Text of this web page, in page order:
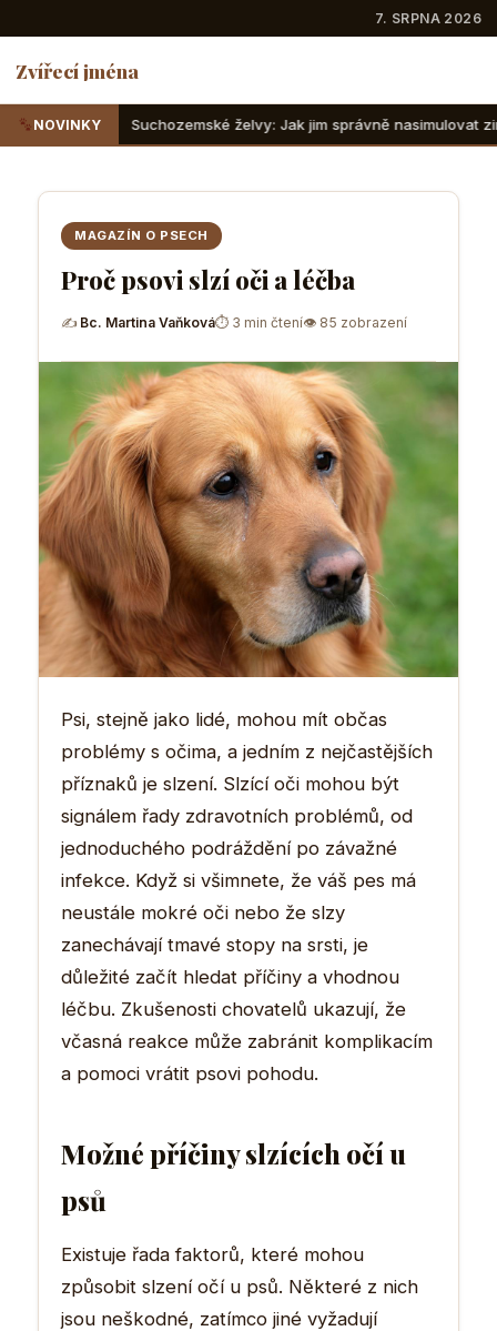
7. SRPNA 2026
Zvířecí jména
NOVINKY
želvy: Jak jim správně nasimulovat zimní spánek v domácích
MAGAZÍN O PSECH
Proč psovi slzí oči a léčba
✍ Bc. Martina Vaňková⏱ 3 min čtení👁 85 zobrazení
Psi, stejně jako lidé, mohou mít občas
problémy s očima, a jedním z nejčastějších
příznaků je slzení. Slzící oči mohou být
signálem řady zdravotních problémů, od
jednoduchého podráždění po závažné
infekce. Když si všimnete, že váš pes má
neustále mokré oči nebo že slzy
zanechávají tmavé stopy na srsti, je
důležité začít hledat příčiny a vhodnou
léčbu. Zkušenosti chovatelů ukazují, že
včasná reakce může zabránit komplikacím
a pomoci vrátit psovi pohodu.
Možné příčiny slzících očí u
psů
Existuje řada faktorů, které mohou
způsobit slzení očí u psů. Některé z nich
jsou neškodné, zatímco jiné vyžadují